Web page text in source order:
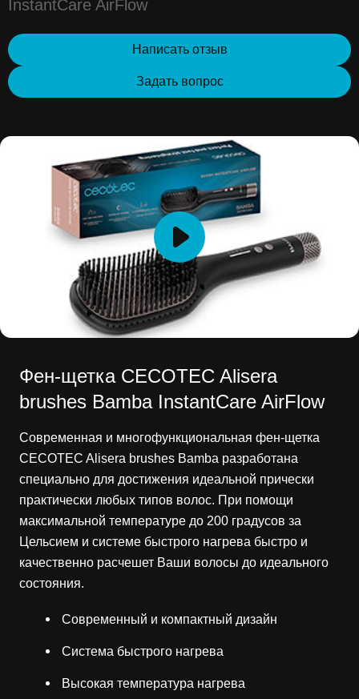
InstantCare AirFlow
Написать отзыв
Задать вопрос
Фен-щетка CECOTEC Alisera
brushes Bamba InstantCare AirFlow
Современная и многофункциональная фен-щетка
CECOTEC Alisera brushes Bamba разработана
специально для достижения идеальной прически
практически любых типов волос. При помощи
максимальной температуре до 200 градусов за
Цельсием и системе быстрого нагрева быстро и
качественно расчешет Ваши волосы до идеального
состояния.
Современный и компактный дизайн
Система быстрого нагрева
Высокая температура нагрева